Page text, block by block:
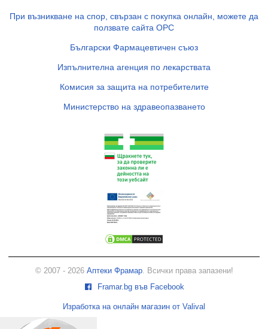
При възникване на спор, свързан с покупка онлайн, можете да
ползвате сайта ОРС
Български Фармацевтичен съюз
Изпълнителна агенция по лекарствата
Комисия за защита на потребителите
Министерство на здравеопазването
© 2007 - 2026 Аптеки Фрамар. Всички права запазени!
Framar.bg във Facebook
Изработка на онлайн магазин от Valival